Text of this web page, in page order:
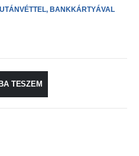
BANKKÁRTYÁVAL
TESZEM